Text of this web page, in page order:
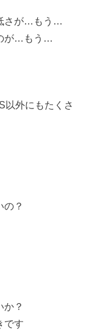
さが…もう…
が…もう…
以外にもたくさ
の？
か？
です